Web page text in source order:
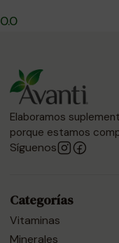
0.0
Elaboramos
porque estamos
Síguenos
Categorías
Vitaminas
Minerales